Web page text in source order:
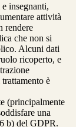
insegnanti,
attività
rendere
che non si
Alcuni dati
ricoperto, e
è
(principalmente
una
b) del GDPR.